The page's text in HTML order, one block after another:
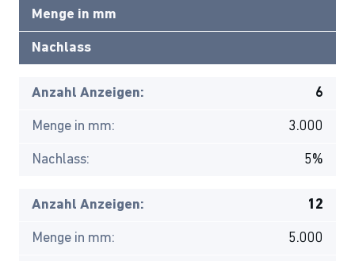
Menge in mm
Nachlass
Anzahl Anzeigen: 6
Menge in mm: 3.000
Nachlass: 5%
Anzahl Anzeigen: 12
Menge in mm: 5.000